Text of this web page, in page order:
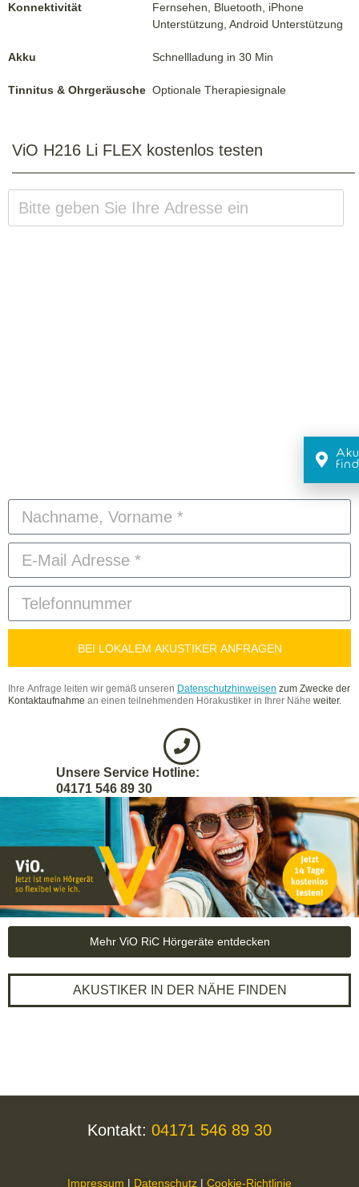
Konnektivität
Fernsehen, Bluetooth, iPhone
Unterstützung, Android Unterstützung
Akku Schnellladung in 30 Min
Tinnitus & Ohrgeräusche Optionale Therapiesignale
ViO H216 Li FLEX kostenlos testen
BEI LOKALEM AKUSTIKER ANFRAGEN
Ihre Anfrage leiten wir gemäß unseren Datenschutzhinweisen zum Zwecke der
Kontaktaufnahme an einen teilnehmenden Hörakustiker in Ihrer Nähe weiter.
Unsere Service Hotline:
04171 546 89 30
Mehr ViO RiC Hörgeräte entdecken
AKUSTIKER IN DER NÄHE FINDEN
Kontakt: 04171 546 89 30
Impressum | Datenschutz | Cookie-Richtlinie